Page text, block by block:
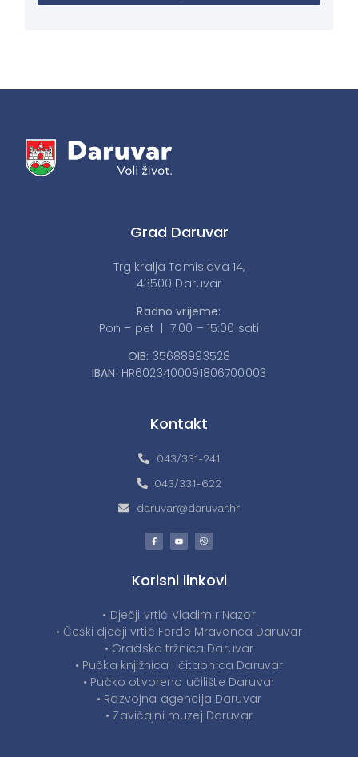
Grad Daruvar
Trg kralja Tomislava 14,
43500 Daruvar
Radno vrijeme:
Pon – pet | 7:00 – 15:00 sati
OIB: 35688993528
IBAN: HR6023400091806700003
Kontakt
043/331-241
043/331-622
daruvar@daruvar.hr
Korisni linkovi
• Dječji vrtić Vladimir Nazor
• Češki dječji vrtić Ferde Mravenca Daruvar
• Gradska tržnica Daruvar
• Pučka knjižnica i čitaonica Daruvar
• Pučko otvoreno učilište Daruvar
• Razvojna agencija Daruvar
• Zavičajni muzej Daruvar